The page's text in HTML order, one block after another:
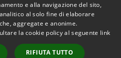
Copyright © 2023
•Comune di Massa
Lubrense • Powered
e alla navigazione del sito,
al solo fine di elaborare
aggregate e anonime.
la cookie policy al seguente link
RIFIUTA TUTTO